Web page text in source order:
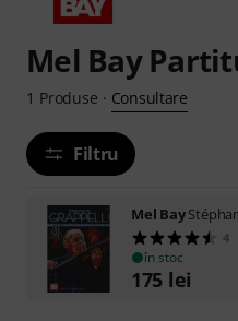
Mel Bay
1 Produse · Consultare
Filtru
Mel Bay
4
în stoc
175 lei